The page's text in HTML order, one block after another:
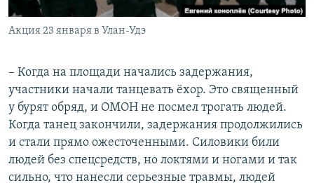
Акция 23 января в Улан-Удэ
– Когда на площади начались задержания,
участники начали танцевать ёхор. Это священный
у бурят обряд, и ОМОН не посмел трогать людей.
Когда танец закончили, задержания продолжились
и стали прямо ожесточенными. Силовики били
людей без спецсредств, но локтями и ногами и так
сильно, что нанесли серьезные травмы, людей